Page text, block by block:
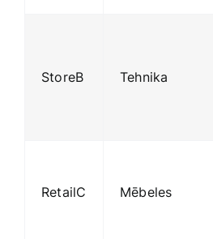
StoreB Tehnika
RetailC Mēbeles